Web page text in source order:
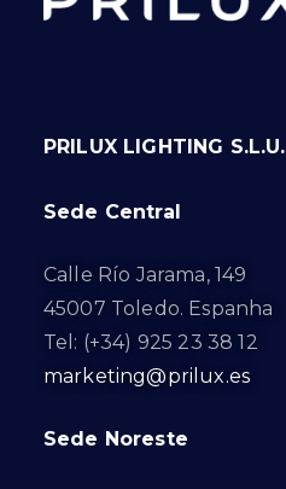
PRILUX LIGHTING S.L.U.
Sede Central
Calle Río Jarama, 149
45007 Toledo. Espanha
Tel: (+34) 925 23 38 12
marketing@prilux.es
Sede Noreste